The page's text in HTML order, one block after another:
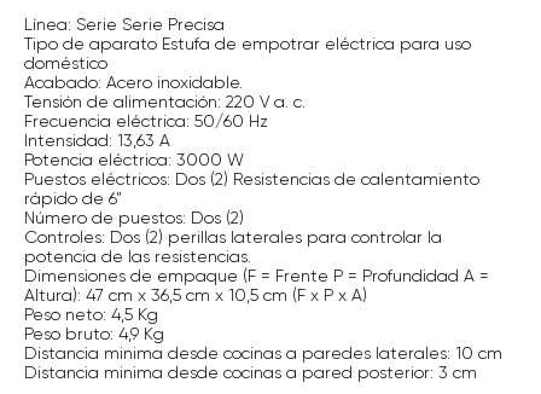
Línea: Serie Serie Precisa
Tipo de aparato Estufa de empotrar eléctrica para uso
doméstico
Acabado: Acero inoxidable.
Tensión de alimentación: 220 V a. c.
Frecuencia eléctrica: 50/60 Hz
Intensidad: 13,63 A
Potencia eléctrica: 3000 W
Puestos eléctricos: Dos (2) Resistencias de calentamiento
rápido de 6”
Número de puestos: Dos (2)
Controles: Dos (2) perillas laterales para controlar la
potencia de las resistencias.
Dimensiones de empaque (F = Frente P = Profundidad A =
Altura): 47 cm x 36,5 cm x 10,5 cm (F x P x A)
Peso neto: 4,5 Kg
Peso bruto: 4,9 Kg
Distancia minima desde cocinas a paredes laterales: 10 cm
Distancia minima desde cocinas a pared posterior: 3 cm